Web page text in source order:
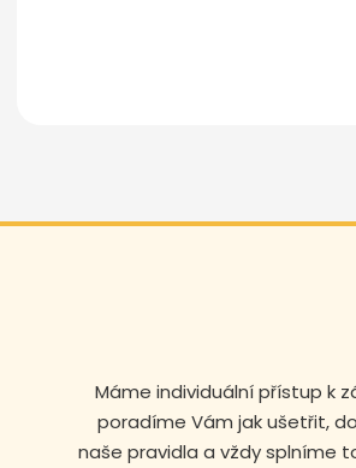
Máme individuální přístup k
poradíme Vám jak ušetřit,
naše pravidla a vždy splníme